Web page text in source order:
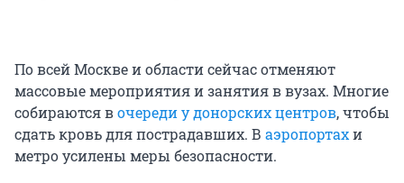
По всей Москве и области сейчас отменяют
массовые мероприятия и занятия в вузах. Многие
собираются вочереди у донорских центров, чтобы
сдать кровь для пострадавших. В аэропортахи
метро усилены меры безопасности.